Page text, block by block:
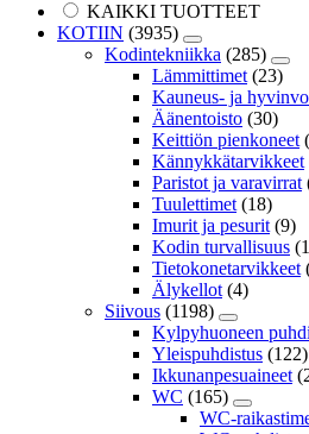
KAIKKI TUOTTEET
KOTIIN (3935)
Kodintekniikka (285)
Lämmittimet (23)
Kauneus- ja
Äänentoisto (30)
Keittiön pienkoneet
Kännykkätarvikkeet
Paristot ja varavirrat
Tuulettimet (18)
Imurit ja pesurit (9)
Kodin turvallisuus
Tietokonetarvikkeet
Älykellot (4)
Siivous (1198)
Kylpyhuoneen
Yleispuhdistus (122)
Ikkunanpesuaineet
WC (165)
WC-